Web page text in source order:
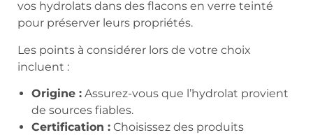
vos hydrolats dans des flacons en verre teinté
pour préserver leurs propriétés.
Les points à considérer lors de votre choix
incluent :
Origine : Assurez-vous que l’hydrolat provient
de sources fiables.
Certification : Choisissez des produits